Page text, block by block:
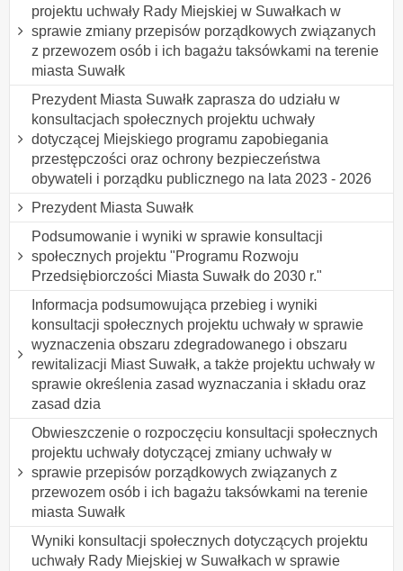
projektu uchwały Rady Miejskiej w Suwałkach w
sprawie zmiany przepisów porządkowych związanych
z przewozem osób i ich bagażu taksówkami na terenie
miasta Suwałk
Prezydent Miasta Suwałk zaprasza do udziału w
konsultacjach społecznych projektu uchwały
dotyczącej Miejskiego programu zapobiegania
przestępczości oraz ochrony bezpieczeństwa
obywateli i porządku publicznego na lata 2023 - 2026
Prezydent Miasta Suwałk
Podsumowanie i wyniki w sprawie konsultacji
społecznych projektu "Programu Rozwoju
Przedsiębiorczości Miasta Suwałk do 2030 r."
Informacja podsumowująca przebieg i wyniki
konsultacji społecznych projektu uchwały w sprawie
wyznaczenia obszaru zdegradowanego i obszaru
rewitalizacji Miast Suwałk, a także projektu uchwały w
sprawie określenia zasad wyznaczania i składu oraz
zasad dzia
Obwieszczenie o rozpoczęciu konsultacji społecznych
projektu uchwały dotyczącej zmiany uchwały w
sprawie przepisów porządkowych związanych z
przewozem osób i ich bagażu taksówkami na terenie
miasta Suwałk
Wyniki konsultacji społecznych dotyczących projektu
uchwały Rady Miejskiej w Suwałkach w sprawie